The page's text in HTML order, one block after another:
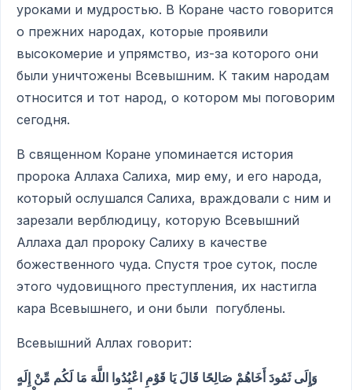
уроками и мудростью. В Коране часто говорится
о прежних народах, которые проявили
высокомерие и упрямство, из-за которого они
были уничтожены Всевышним. К таким народам
относится и тот народ, о котором мы поговорим
сегодня.
В священном Коране упоминается история
пророка Аллаха Салиха, мир ему, и его народа,
который ослушался Салиха, враждовали с ним и
зарезали верблюдицу, которую Всевышний
Аллаха дал пророку Салиху в качестве
божественного чуда. Спустя трое суток, после
этого чудовищного преступления, их настигла
кара Всевышнего, и они были погублены.
Всевышний Аллах говорит:
وَإِلَى ثَمُودَ أَخَاهُمْ صَالِحًا قَالَ يَا قَوْمِ اعْبُدُوا اللَّهَ مَا لَكُم مِّنْ إِلَهٍ